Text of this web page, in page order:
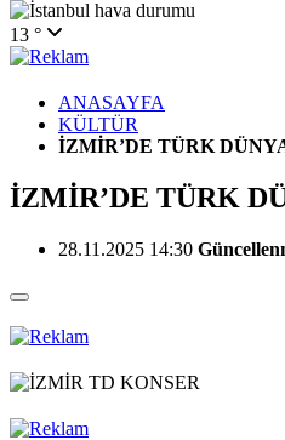
13 °
ANASAYFA
KÜLTÜR
İZMİR’DE TÜRK
İZMİR’DE TÜRK
28.11.2025 14:30